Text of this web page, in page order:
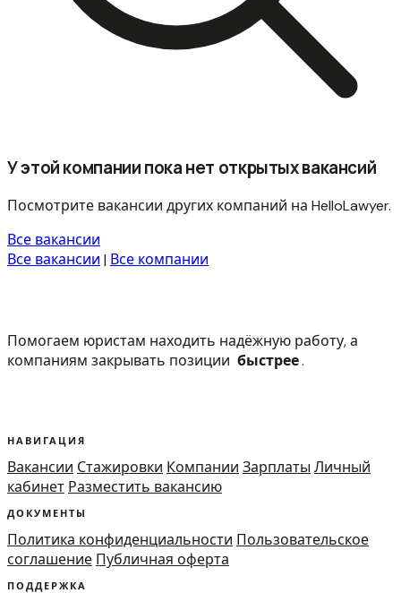
У этой компании пока нет открытых вакансий
Посмотрите вакансии других компаний на HelloLawyer.
Все вакансии
Все вакансии | Все компании
Помогаем юристам находить надёжную работу, а
компаниям закрывать позиции быстрее.
НАВИГАЦИЯ
Вакансии Стажировки Компании Зарплаты Личный
кабинет Разместить вакансию
ДОКУМЕНТЫ
Политика конфиденциальности Пользовательское
соглашение Публичная оферта
ПОДДЕРЖКА